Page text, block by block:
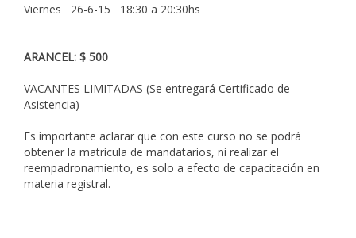
Viernes 26-6-15 18:30 a 20:30hs
ARANCEL: $ 500
VACANTES LIMITADAS (Se entregará Certificado de
Asistencia)
Es importante aclarar que con este curso no se podrá
obtener la matrícula de mandatarios, ni realizar el
reempadronamiento, es solo a efecto de capacitación en
materia registral.